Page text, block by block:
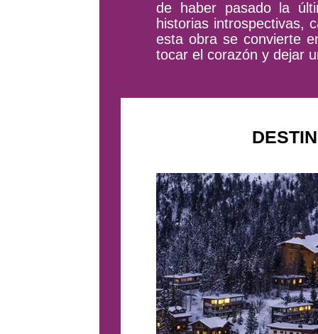
de haber pasado la
historias introspectivas,
esta obra se convierte
tocar el corazón y dejar